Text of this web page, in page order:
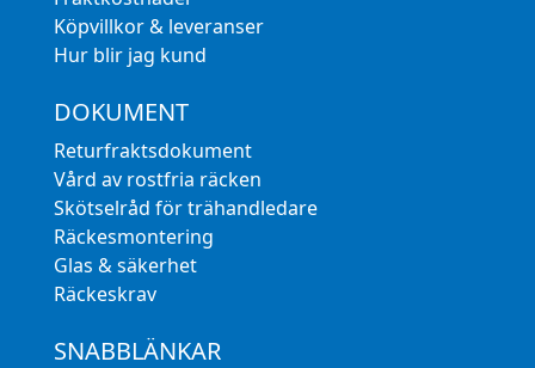
Köpvillkor & leveranser
Hur blir jag kund
DOKUMENT
Returfraktsdokument
Vård av rostfria räcken
Skötselråd för trähandledare
Räckesmontering
Glas & säkerhet
Räckeskrav
SNABBLÄNKAR